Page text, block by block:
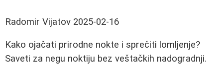
Radomir Vijatov 2025-02-16
Kako ojačati prirodne nokte i sprečiti lomljenje?
Saveti za negu noktiju bez veštačkih nadogradnji.